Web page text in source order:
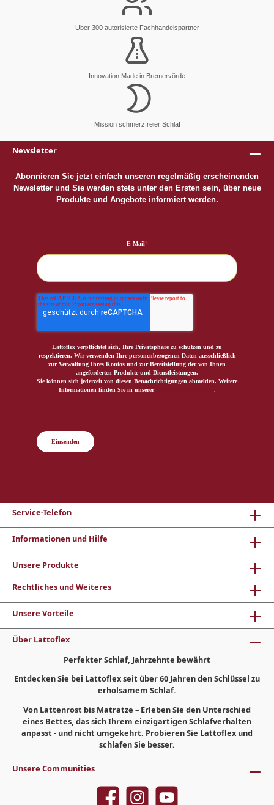
Über 300 autorisierte Fachhandelspartner
Innovation Made in Bremervörde
Mission schmerzfreier Schlaf
Newsletter
Abonnieren Sie jetzt einfach unseren regelmäßig erscheinenden
Newsletter und Sie werden stets unter den Ersten sein, über neue
Produkte und Angebote informiert werden.
E-Mail*
Lattoflex verpflichtet sich, Ihre Privatsphäre zu schützen und zu
respektieren. Wir verwenden Ihre personenbezogenen Daten ausschließlich
zur Verwaltung Ihres Kontos und zur Bereitstellung der von Ihnen
angeforderten Produkte und Dienstleistungen.
Sie können sich jederzeit von diesen Benachrichtigungen abmelden. Weitere
Informationen finden Sie in unserer
.
Einsenden
Service-Telefon
Informationen und Hilfe
Unsere Produkte
Rechtliches und Weiteres
Unsere Vorteile
Über Lattoflex
Perfekter Schlaf, Jahrzehnte bewährt
Entdecken Sie bei Lattoflex seit über 60 Jahren den Schlüssel zu
erholsamem Schlaf.
Von Lattenrost bis Matratze – Erleben Sie den Unterschied
eines Bettes, das sich Ihrem einzigartigen Schlafverhalten
anpasst - und nicht umgekehrt. Probieren Sie Lattoflex und
schlafen Sie besser.
Unsere Communities